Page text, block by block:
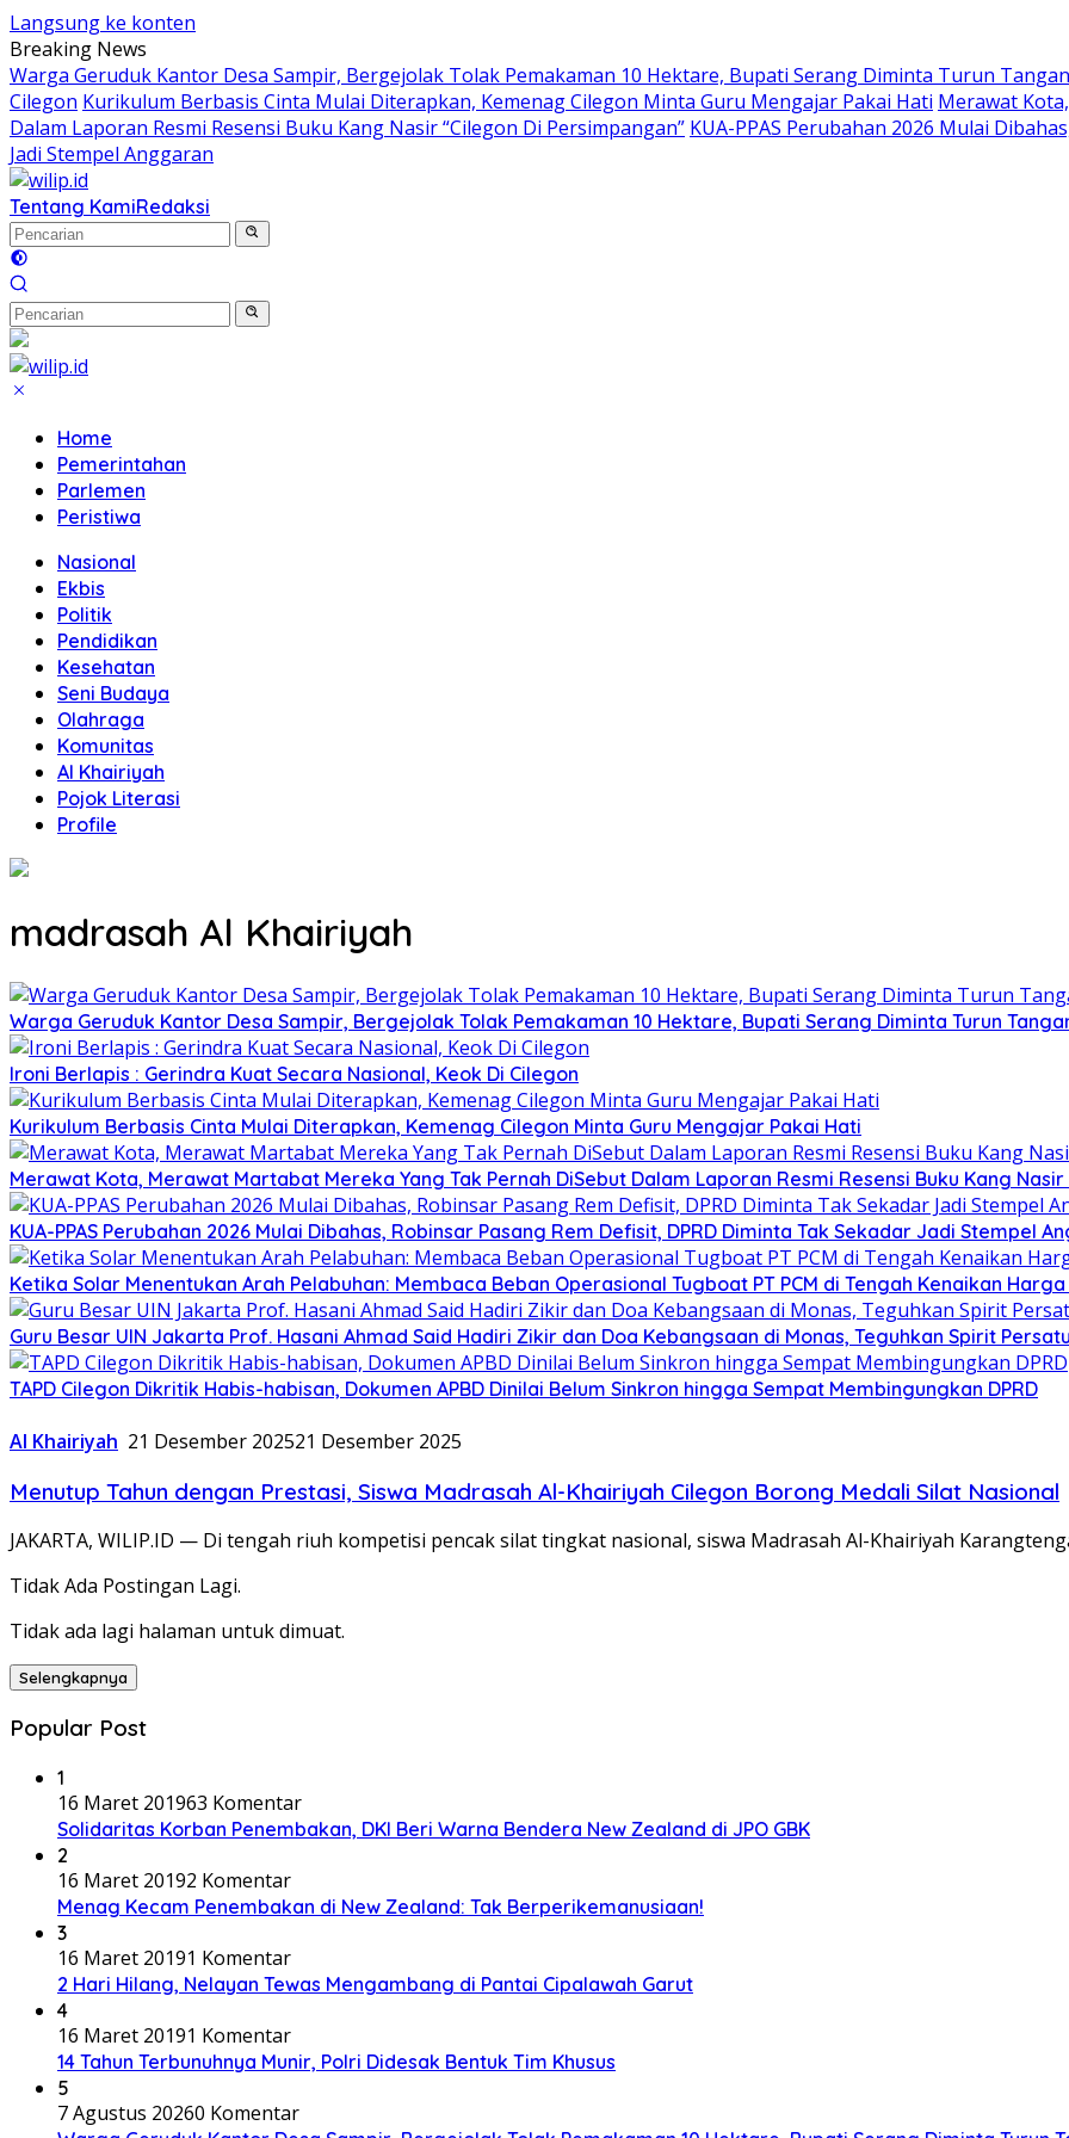
Langsung ke konten
Breaking News
Warga Geruduk Kantor Desa Sampir, Bergejolak Tolak Pemakaman 10 Hektare, Bupati Serang Diminta Turun Tangan
Cilegon Kurikulum Berbasis Cinta Mulai Diterapkan, Kemenag Cilegon Minta Guru Mengajar Pakai Hati Merawat
Dalam Laporan Resmi Resensi Buku Kang Nasir “Cilegon Di Persimpangan” KUA-PPAS Perubahan 2026 Mulai
Jadi Stempel Anggaran
Tentang KamiRedaksi
Home
Pemerintahan
Parlemen
Peristiwa
Nasional
Ekbis
Politik
Pendidikan
Kesehatan
Seni Budaya
Olahraga
Komunitas
Al Khairiyah
Pojok Literasi
Profile
madrasah Al Khairiyah
Warga Geruduk Kantor Desa Sampir, Bergejolak Tolak Pemakaman 10 Hektare, Bupati Serang Diminta Turun
Ironi Berlapis : Gerindra Kuat Secara Nasional, Keok Di Cilegon
Kurikulum Berbasis Cinta Mulai Diterapkan, Kemenag Cilegon Minta Guru Mengajar Pakai Hati
Merawat Kota, Merawat Martabat Mereka Yang Tak Pernah DiSebut Dalam Laporan Resmi Resensi Buku Kang
KUA-PPAS Perubahan 2026 Mulai Dibahas, Robinsar Pasang Rem Defisit, DPRD Diminta Tak Sekadar Jadi Stempel
Ketika Solar Menentukan Arah Pelabuhan: Membaca Beban Operasional Tugboat PT PCM di Tengah Kenaikan Harga
Guru Besar UIN Jakarta Prof. Hasani Ahmad Said Hadiri Zikir dan Doa Kebangsaan di Monas, Teguhkan Spirit
TAPD Cilegon Dikritik Habis-habisan, Dokumen APBD Dinilai Belum Sinkron hingga Sempat Membingungkan DPRD
Al Khairiyah 21 Desember 202521 Desember 2025
Menutup Tahun dengan Prestasi, Siswa Madrasah Al-Khairiyah Cilegon Borong Medali Silat Nasional
JAKARTA, WILIP.ID — Di tengah riuh kompetisi pencak silat tingkat nasional, siswa Madrasah Al-Khairiyah
Tidak Ada Postingan Lagi.
Tidak ada lagi halaman untuk dimuat.
Selengkapnya
Popular Post
1
16 Maret 201963 Komentar
Solidaritas Korban Penembakan, DKI Beri Warna Bendera New Zealand di JPO GBK
2
16 Maret 20192 Komentar
Menag Kecam Penembakan di New Zealand: Tak Berperikemanusiaan!
3
16 Maret 20191 Komentar
2 Hari Hilang, Nelayan Tewas Mengambang di Pantai Cipalawah Garut
4
16 Maret 20191 Komentar
14 Tahun Terbunuhnya Munir, Polri Didesak Bentuk Tim Khusus
5
7 Agustus 20260 Komentar